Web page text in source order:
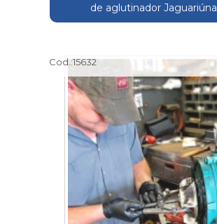
de aglutinador Jaguariúna
Cod.:15632